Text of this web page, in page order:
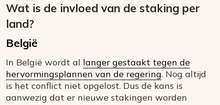
Wat is de invloed van de staking per
land?
België
In België wordt al langer gestaakt tegen de
hervormingsplannen van de regering. Nog altijd
is het conflict niet opgelost. Dus de kans is
aanwezig dat er nieuwe stakingen worden